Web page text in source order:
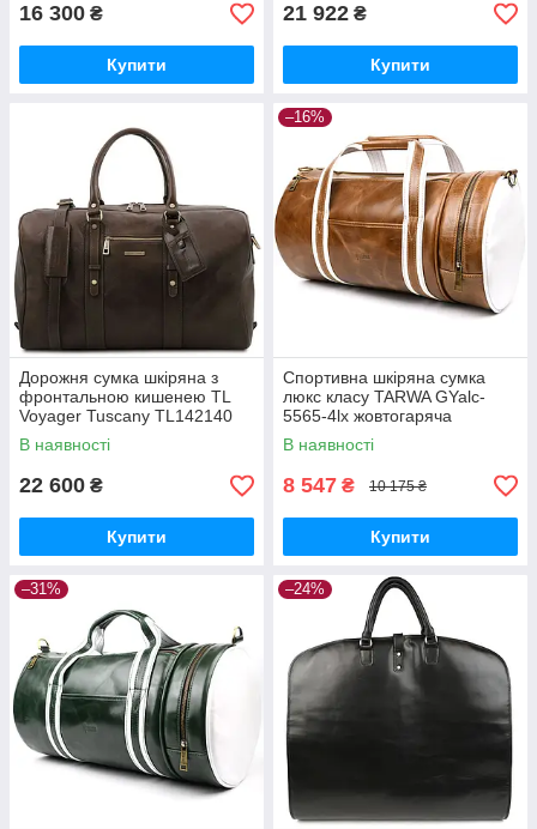
16 300 ₴
Купити
21 922 ₴
Купити
Дорожня сумка шкіряна з
фронтальною кишенею TL
Voyager Tuscany TL142140
(Темно-коричневий)
В наявності
22 600 ₴
Купити
–16%
Спортивна шкіряна сумка
люкс класу TARWA GYalc-
5565-4lx жовтогаряча
В наявності
8 547 ₴ 10 175 ₴
Купити
–31% –24%